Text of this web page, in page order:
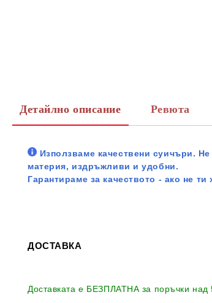
Детайлно описание Ревюта
Използваме качествени суичъри.
материя, издръжливи и удобни.
Гарантираме за качеството - ако не
ДОСТАВКА
Доставката е БЕЗПЛАТНА за поръчки